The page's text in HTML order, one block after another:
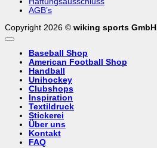
AGB’s
Copyright 2026 © wiking sports GmbH
Baseball Shop
American Football Shop
Handball
Unihockey
Clubshops
Inspiration
Textildruck
Stickerei
Über uns
Kontakt
FAQ